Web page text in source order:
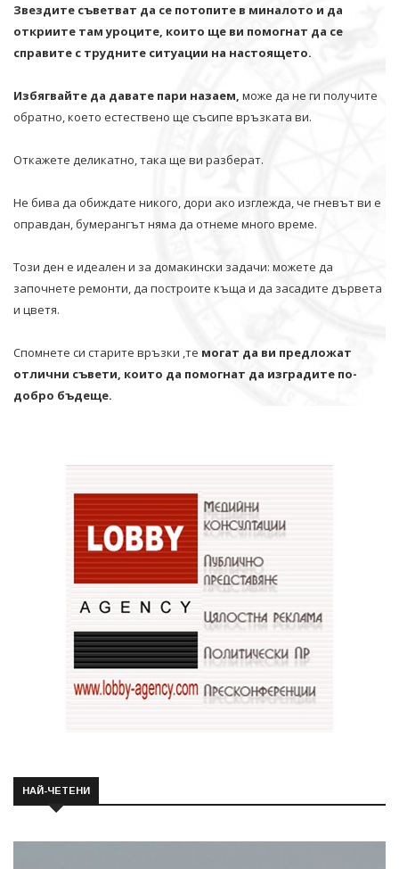
Звездите съветват да се потопите в миналото и да
откриите там уроците, които ще ви помогнат да се
справите с трудните ситуации на настоящето.
Избягвайте да давате пари назаем, може да не ги получите
обратно, което естествено ще съсипе връзката ви.
Откажете деликатно, така ще ви разберат.
Не бива да обиждате никого, дори ако изглежда, че гневът ви е
оправдан, бумерангът няма да отнеме много време.
Този ден е идеален и за домакински задачи: можете да
започнете ремонти, да построите къща и да засадите дървета
и цветя.
Спомнете си старите връзки ,те могат да ви предложат
отлични съвети, които да помогнат да изградите по-
добро бъдеще.
НАЙ-ЧЕТЕНИ